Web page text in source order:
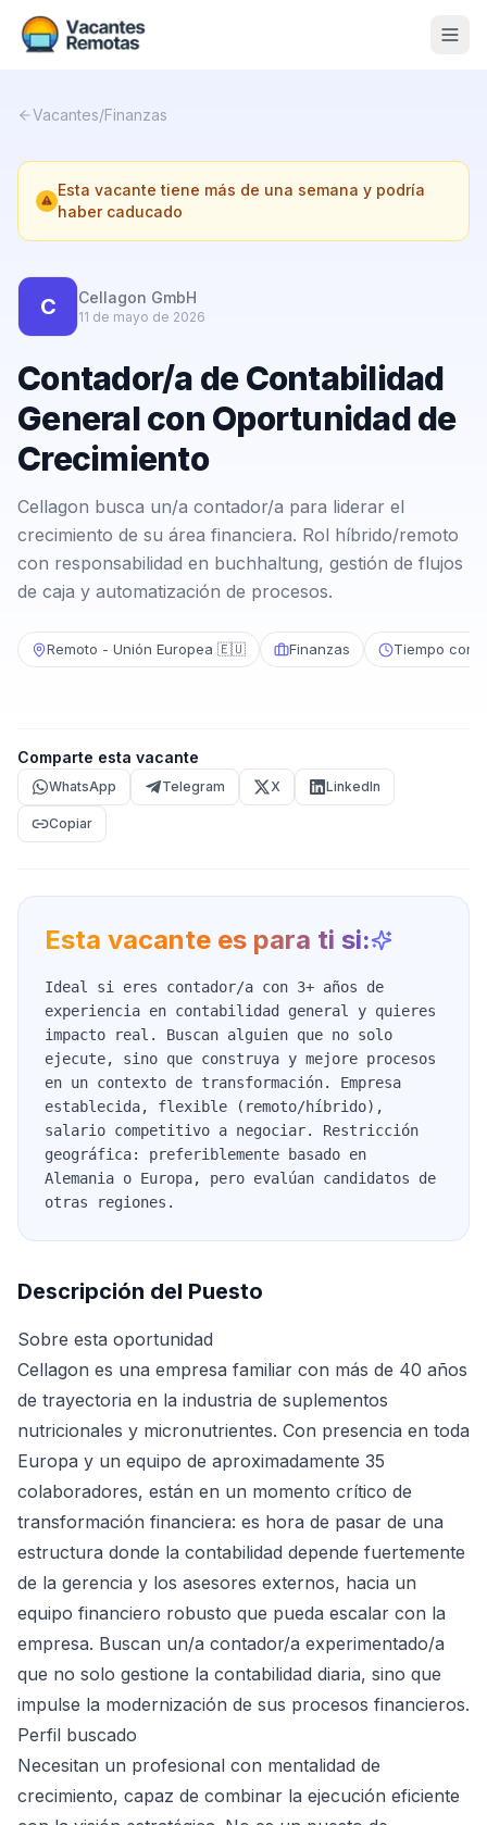
Nosotros
Contacto
Calculadora Freelance
Vacantes/Finanzas
Esta vacante tiene más de una semana y podría
haber caducado
C Cellagon GmbH
11 de mayo de 2026
Contador/a de Contabilidad
General con Oportunidad de
Crecimiento
Cellagon busca un/a contador/a para liderar el
crecimiento de su área financiera. Rol híbrido/remoto
con responsabilidad en buchhaltung, gestión de flujos
de caja y automatización de procesos.
Remoto - Unión Europea 🇪🇺 Finanzas Tiempo
Comparte esta vacante
WhatsApp Telegram X LinkedIn
Copiar
Esta vacante es para ti si:
Ideal si eres contador/a con 3+ años de
experiencia en contabilidad general y quieres
impacto real. Buscan alguien que no solo
ejecute, sino que construya y mejore procesos
en un contexto de transformación. Empresa
establecida, flexible (remoto/híbrido),
salario competitivo a negociar. Restricción
geográfica: preferiblemente basado en
Alemania o Europa, pero evalúan candidatos de
otras regiones.
Descripción del Puesto
Sobre esta oportunidad
Cellagon es una empresa familiar con más de 40 años
de trayectoria en la industria de suplementos
nutricionales y micronutrientes. Con presencia en toda
Europa y un equipo de aproximadamente 35
colaboradores, están en un momento crítico de
transformación financiera: es hora de pasar de una
estructura donde la contabilidad depende fuertemente
de la gerencia y los asesores externos, hacia un
equipo financiero robusto que pueda escalar con la
empresa. Buscan un/a contador/a experimentado/a
que no solo gestione la contabilidad diaria, sino que
impulse la modernización de sus procesos financieros.
Perfil buscado
Necesitan un profesional con mentalidad de
crecimiento, capaz de combinar la ejecución eficiente